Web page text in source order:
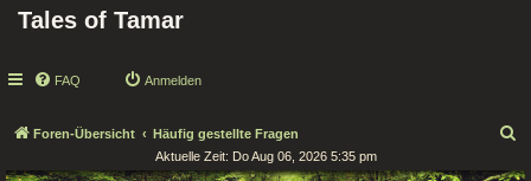
Tales of Tamar
FAQ Anmelden
Foren-Übersicht Häufig gestellte Fragen
Aktuelle Zeit: Do Aug 06, 2026 5:35 pm